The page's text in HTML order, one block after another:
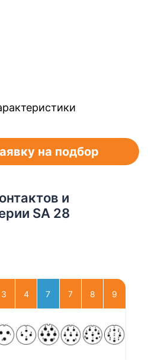
на подбор
и
SA 28
3 4 7 7 8 9